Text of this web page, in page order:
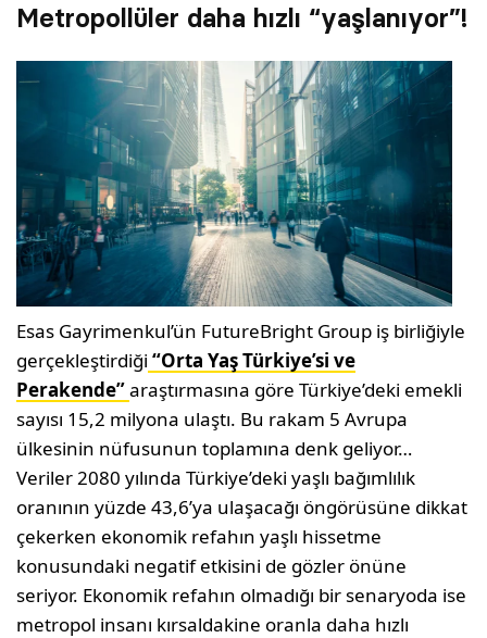
Metropollüler daha hızlı “yaşlanıyor”!
Esas Gayrimenkul’ün FutureBright Group iş birliğiyle
gerçekleştirdiği “Orta Yaş Türkiye’si ve
Perakende”araştırmasına göre Türkiye’deki emekli
sayısı 15,2 milyona ulaştı. Bu rakam 5 Avrupa
ülkesinin nüfusunun toplamına denk geliyor…
Veriler 2080 yılında Türkiye’deki yaşlı bağımlılık
oranının yüzde 43,6’ya ulaşacağı öngörüsüne dikkat
çekerken ekonomik refahın yaşlı hissetme
konusundaki negatif etkisini de gözler önüne
seriyor. Ekonomik refahın olmadığı bir senaryoda ise
metropol insanı kırsaldakine oranla daha hızlı